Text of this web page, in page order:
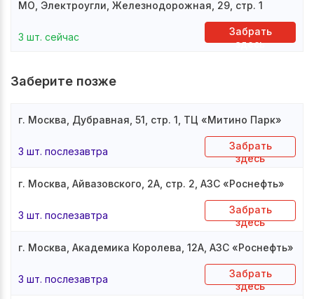
МО, Электроугли, Железнодорожная, 29, стр. 1
3 шт. сейчас
Забрать
здесь
Заберите позже
г. Москва, Дубравная, 51, стр. 1, ТЦ «Митино Парк»
3 шт. послезавтра
Забрать
здесь
г. Москва, Айвазовского, 2А, стр. 2, АЗС «Роснефть»
3 шт. послезавтра
Забрать
здесь
г. Москва, Академика Королева, 12А, АЗС «Роснефть»
3 шт. послезавтра
Забрать
здесь